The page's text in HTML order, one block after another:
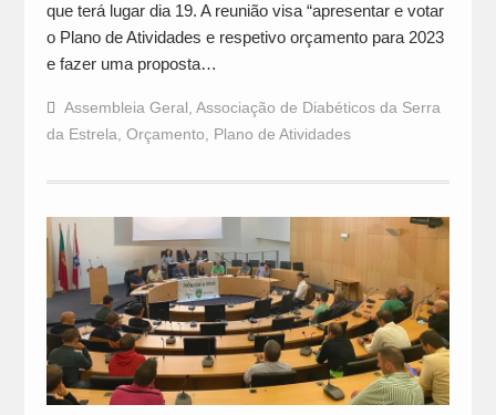
que terá lugar dia 19. A reunião visa “apresentar e votar
o Plano de Atividades e respetivo orçamento para 2023
e fazer uma proposta…
Assembleia Geral Associação de Diabéticos da Serra
da Estrela Orçamento Plano de Atividades